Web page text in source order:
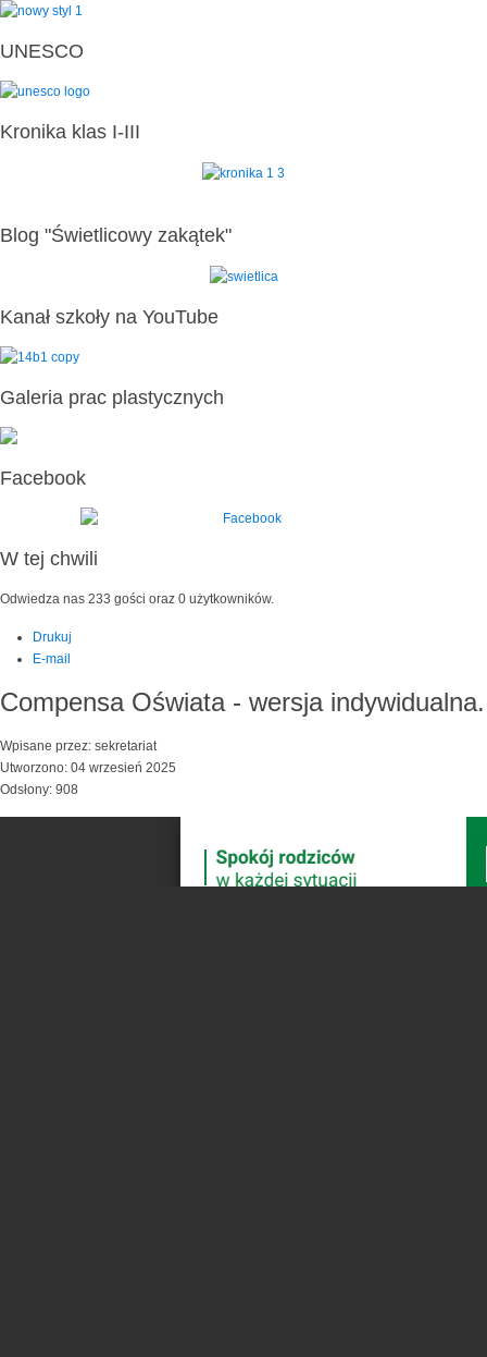
UNESCO
Kronika klas I-III
Blog "Świetlicowy zakątek"
Kanał szkoły na YouTube
Galeria prac plastycznych
Facebook
W tej chwili
Odwiedza nas 233 gości oraz 0 użytkowników.
Drukuj
E-mail
Compensa Oświata - wersja indywidualna.
Wpisane przez: sekretariat
Utworzono: 04 wrzesień 2025
Odsłony: 908